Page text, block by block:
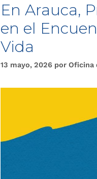
En Arauca,
en el
Vida
13 mayo, 2026 por Oficina